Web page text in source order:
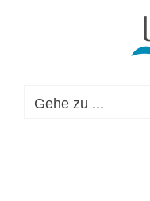
Gehe zu ...